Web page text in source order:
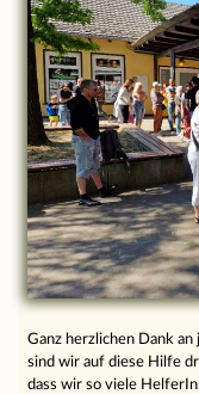
Ganz herzlichen Dank
sind wir auf diese Hilfe
dass wir so viele